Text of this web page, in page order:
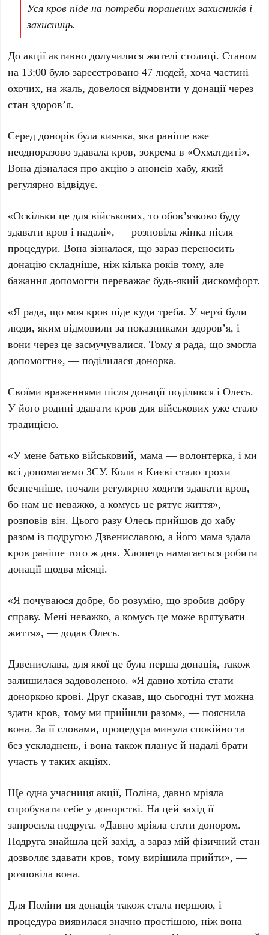
Уся кров піде на потреби поранених захисників і
захисниць.
До акції активно долучилися жителі столиці. Станом
на 13:00 було зареєстровано47 людей, хоча частині
охочих, на жаль, довелося відмовити у донації через
стан здоров’я.
Серед донорів була киянка, яка раніше вже
неодноразово здавала кров, зокрема в «Охматдиті».
Вона дізналася про акцію з анонсів хабу, який
регулярно відвідує.
«Оскільки це для військових, то обов’язково буду
здавати кров і надалі», — розповіла жінка після
процедури. Вона зізналася, що зараз переносить
донацію складніше, ніж кілька років тому, але
бажання допомогти переважає будь-який дискомфорт.
«Я рада, що моя кров піде куди треба. У черзі були
люди, яким відмовили за показниками здоров’я, і
вони через це засмучувалися. Тому я рада, що змогла
допомогти», — поділилася донорка.
Своїми враженнями після донації поділився іОлесь.
У його родині здавати кров для військових уже стало
традицією.
«У мене батько військовий, мама — волонтерка, і ми
всі допомагаємо ЗСУ. Коли в Києві стало трохи
безпечніше, почали регулярно ходити здавати кров,
бо нам це неважко, а комусь це рятує життя», —
розповів він. Цього разу Олесь прийшов до хабу
разом із подругоюДзвениславою, а його мама здала
кров раніше того ж дня. Хлопець намагається робити
донації щодва місяці.
«Я почуваюся добре, бо розумію, що зробив добру
справу. Мені неважко, а комусь це може врятувати
життя», — додавОлесь.
Дзвенислава, для якої це була перша донація, також
залишилася задоволеною. «Я давно хотіла стати
доноркою крові. Друг сказав, що сьогодні тут можна
здати кров, тому ми прийшли разом», — пояснила
вона. За її словами, процедура минула спокійно та
без ускладнень, і вона також планує й надалі брати
участь у таких акціях.
Ще одна учасниця акції,Поліна, давно мріяла
спробувати себе у донорстві. На цей захід її
запросила подруга. «Давно мріяла стати донором.
Подруга знайшла цей захід, а зараз мій фізичний стан
дозволяє здавати кров, тому вирішила прийти», —
розповіла вона.
ДляПоліни ця донація також стала першою, і
процедура виявилася значно простішою, ніж вона